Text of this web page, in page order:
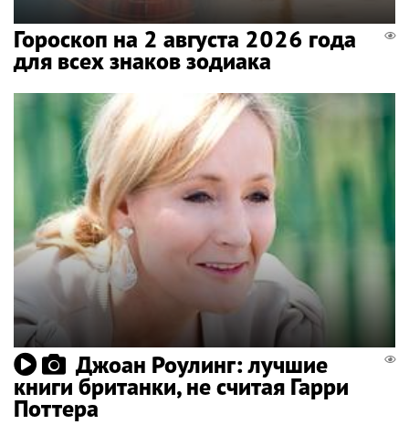
Гороскоп на 2 августа 2026 года
для всех знаков зодиака
Джоан Роулинг: лучшие
книги британки, не считая Гарри
Поттера